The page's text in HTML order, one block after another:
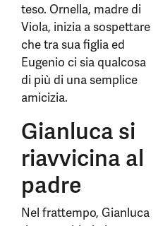
teso. Ornella, madre di
Viola, inizia a sospettare
che tra sua figlia ed
Eugenio ci sia qualcosa
di più di una semplice
amicizia.
Gianluca si
riavvicina al
padre
Nel frattempo, Gianluca